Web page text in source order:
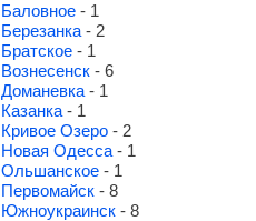
Баловное - 1
Березанка - 2
Братское - 1
Вознесенск - 6
Доманевка - 1
Казанка - 1
Кривое Озеро - 2
Новая Одесса - 1
Ольшанское - 1
Первомайск - 8
Южноукраинск - 8